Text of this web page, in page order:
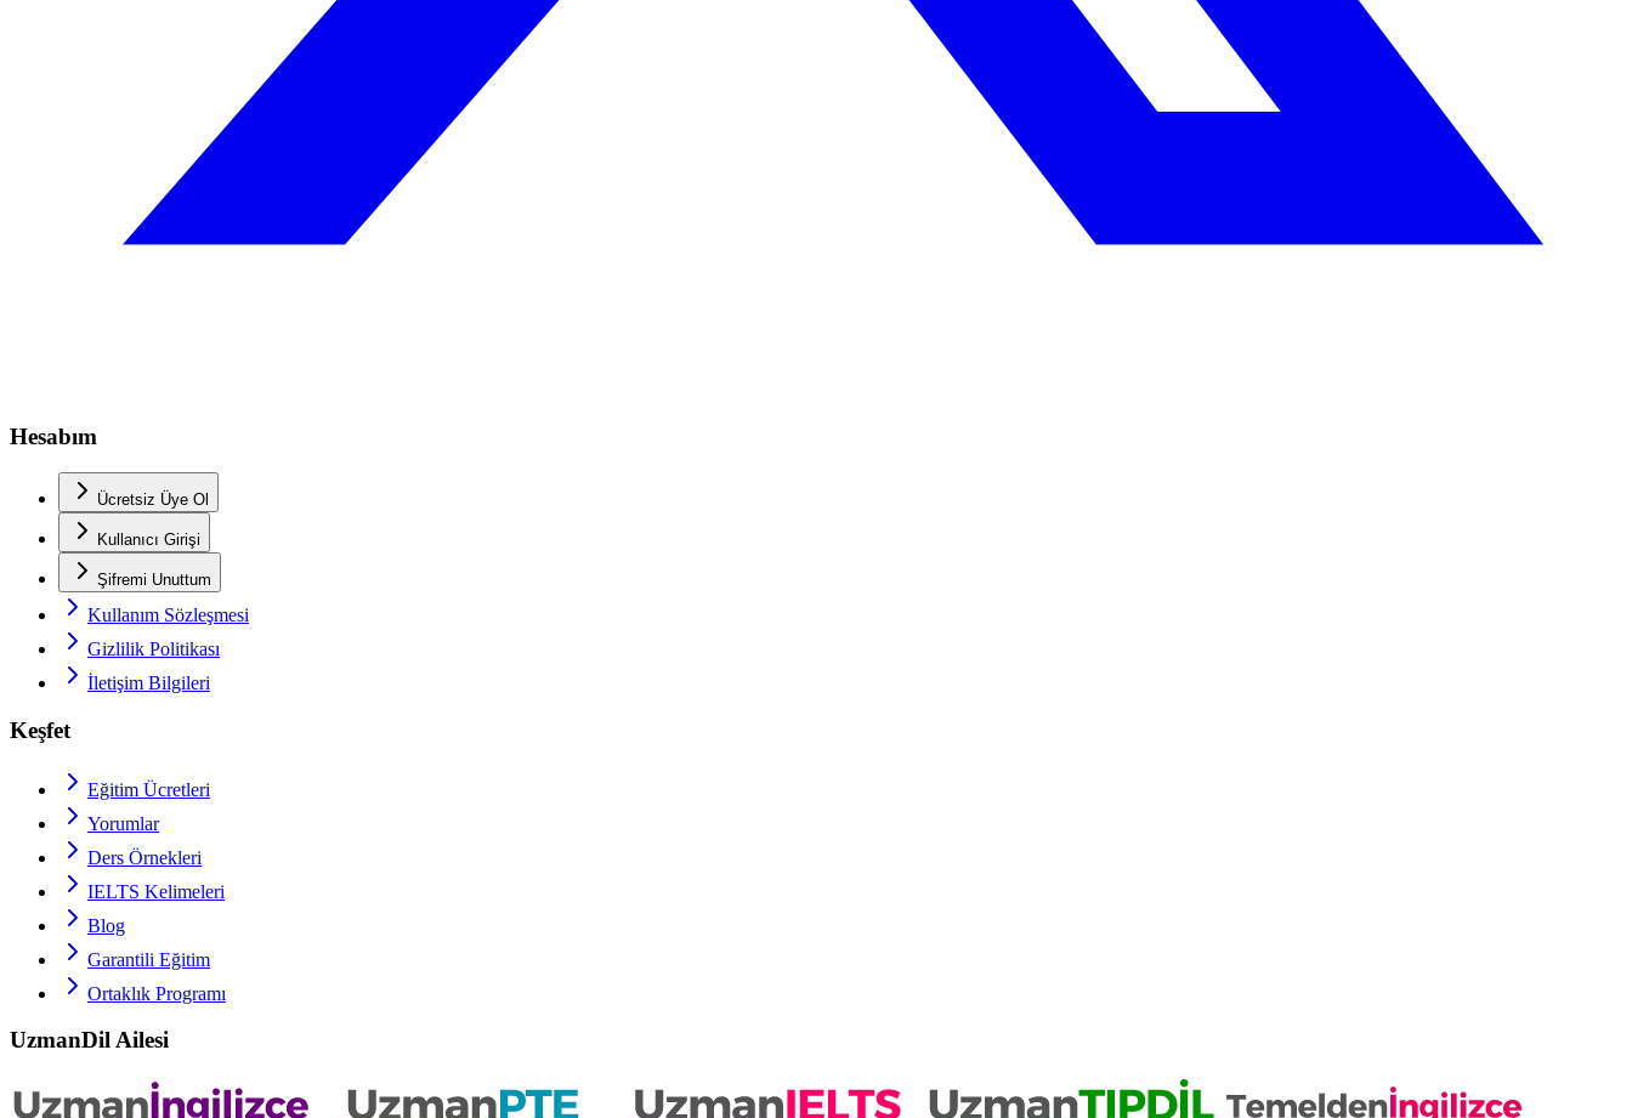
Hesabım
Ücretsiz Üye Ol
Kullanıcı Girişi
Şifremi Unuttum
Kullanım Sözleşmesi
Gizlilik Politikası
İletişim Bilgileri
Keşfet
Eğitim Ücretleri
Yorumlar
Ders Örnekleri
IELTS Kelimeleri
Blog
Garantili Eğitim
Ortaklık Programı
UzmanDil Ailesi